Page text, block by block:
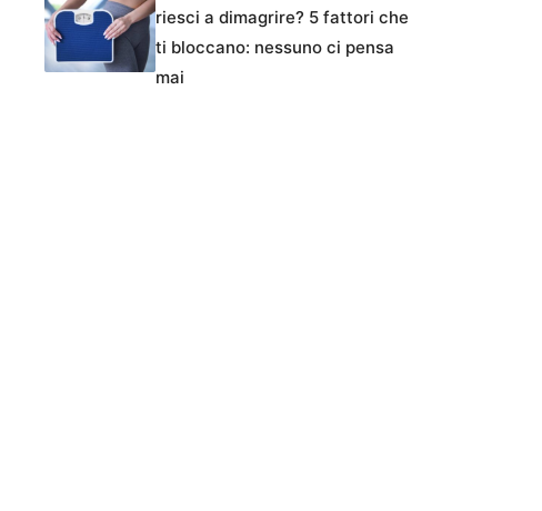
riesci a dimagrire? 5 fattori che
ti bloccano: nessuno ci pensa
mai